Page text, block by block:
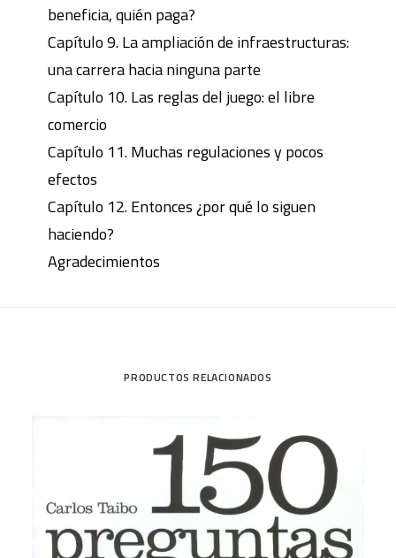
beneficia, quién paga?
Capítulo 9. La ampliación de infraestructuras:
una carrera hacia ninguna parte
Capítulo 10. Las reglas del juego: el libre
comercio
Capítulo 11. Muchas regulaciones y pocos
efectos
Capítulo 12. Entonces ¿por qué lo siguen
haciendo?
Agradecimientos
PRODUCTOS RELACIONADOS